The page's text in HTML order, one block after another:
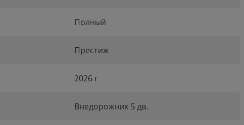
Полный
Престиж
2026 г
Внедорожник 5 дв.